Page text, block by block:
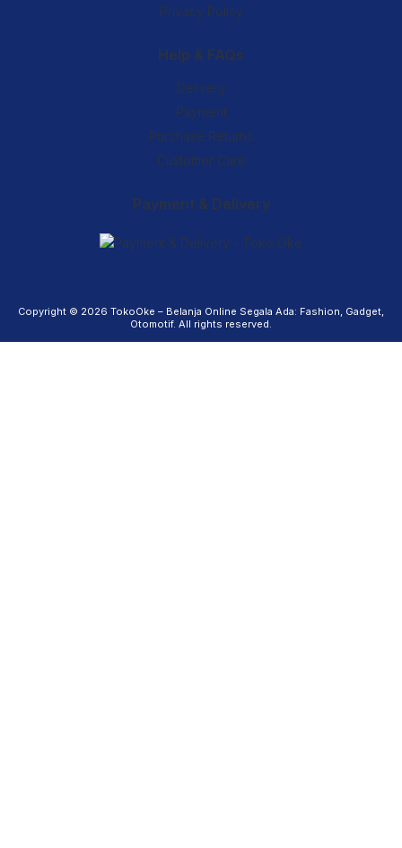
Privacy Policy
Help & FAQs
Delivery
Payment
Purchase Returns
Customer Care
Payment & Delivery
Copyright © 2026 TokoOke – Belanja Online Segala Ada: Fashion, Gadget,
Otomotif. All rights reserved.